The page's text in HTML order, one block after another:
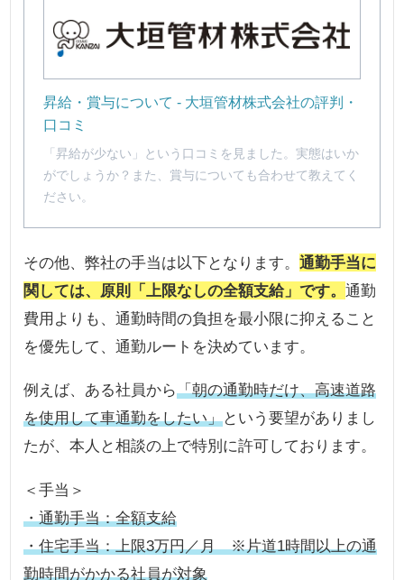
昇給・賞与について - 大垣管材株式会社の評判・
口コミ
「昇給が少ない」という口コミを見ました。実態はいか
がでしょうか？また、賞与についても合わせて教えてく
ださい。
その他、弊社の手当は以下となります。通勤手当に
関しては、原則「上限なしの全額支給」です。通勤
費用よりも、通勤時間の負担を最小限に抑えること
を優先して、通勤ルートを決めています。
例えば、ある社員から「朝の通勤時だけ、高速道路
を使用して車通勤をしたい」という要望がありまし
たが、本人と相談の上で特別に許可しております。
＜手当＞
・通勤手当：全額支給
・住宅手当：上限3万円／月 ※片道1時間以上の通
勤時間がかかる社員が対象